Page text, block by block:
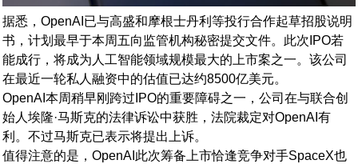
据悉，OpenAI已与高盛和摩根士丹利等投行合作起草招股说明
书，计划最早于本周五向监管机构秘密提交文件。此次IPO若
能成行，将成为人工智能领域规模最大的上市案之一。该公司
在最近一轮私人融资中的估值已达约8500亿美元。
OpenAI本周稍早刚跨过IPO的重要障碍之一，公司在与联合创
始人埃隆·马斯克的法律诉讼中获胜，法院裁定对OpenAI有
利。不过马斯克已表示将提出上诉。
值得注意的是，OpenAI此次筹备上市恰逢竞争对手SpaceX也